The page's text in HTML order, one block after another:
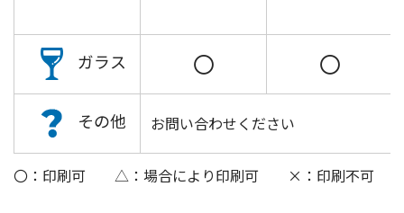
ガラス 〇 〇
その他 お問い合わせください
〇：印刷可 △：場合により印刷可 ×：印刷不可